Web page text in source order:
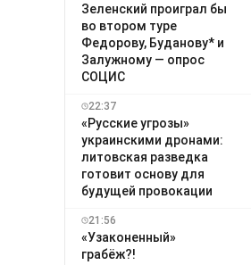
Зеленский проиграл бы
во втором туре
Федорову, Буданову* и
Залужному — опрос
СОЦИС
22:37
«Русские угрозы»
украинскими дронами:
литовская разведка
готовит основу для
будущей провокации
21:56
«Узаконенный»
грабёж?!